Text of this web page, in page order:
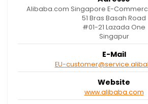
Alibaba.com Singapore E-
51 Bras Basah Road
#01-21 Lazada One
Singapur
E-Mail
EU-
Website
www.alibaba.com